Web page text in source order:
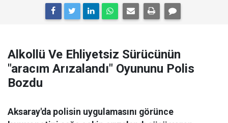
Alkollü Ve Ehliyetsiz Sürücünün
"aracım Arızalandı" Oyununu Polis
Bozdu
Aksaray'da polisin uygulamasını görünce